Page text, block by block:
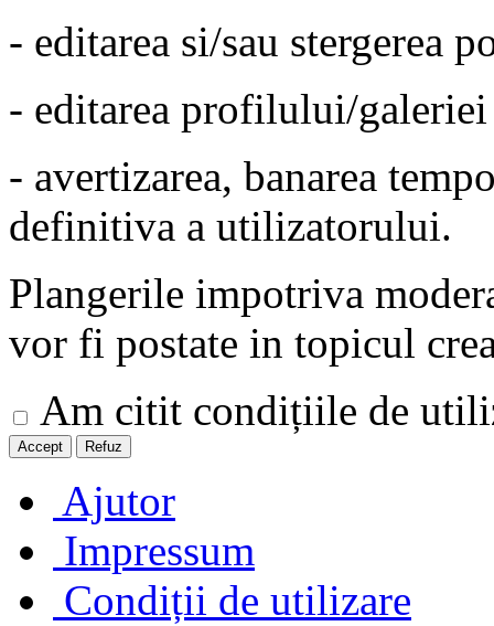
- editarea si/sau stergerea
- editarea profilului/
- avertizarea, banarea
definitiva a utilizatorului.
Plangerile impotriva
vor fi postate in topicul
Am citit condițiile de
Ajutor
Impressum
Condiții de utilizare